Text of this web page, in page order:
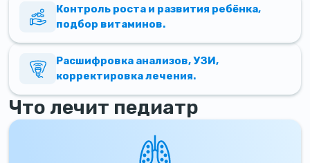
Контроль роста и развития ребёнка,
подбор витаминов.
Расшифровка анализов, УЗИ,
корректировка лечения.
Что лечит педиатр